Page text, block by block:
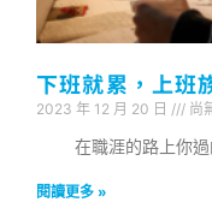
下班就累，上班
2023 年 12 月 20 日 尚
在職涯的路上你過
閱讀更多 »